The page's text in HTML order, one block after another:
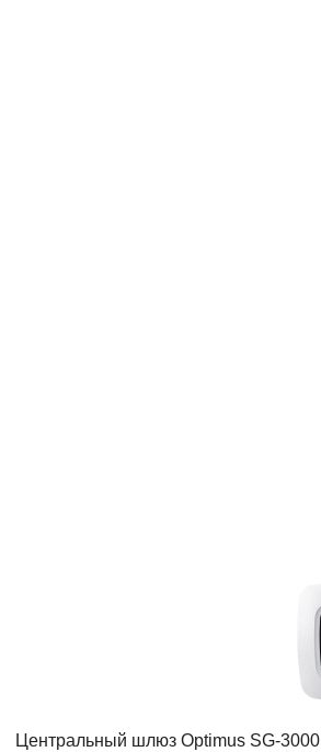
Центральный шлюз Optimus SG-3000